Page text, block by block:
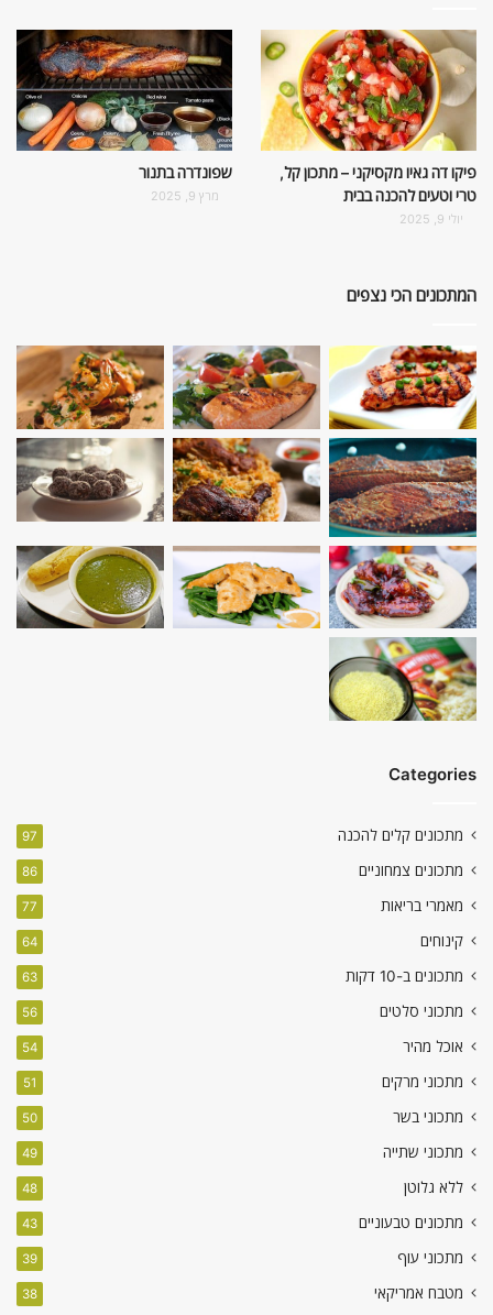
פיקו דה גאיו מקסיקני – מתכון קל,
טרי וטעים להכנה בבית
יולי 9, 2025
שפונדרה בתנור
מרץ 9, 2025
המתכונים הכי נצפים
Categories
מתכונים קלים להכנה 97
מתכונים צמחוניים 86
מאמרי בריאות 77
קינוחים 64
מתכונים ב-10 דקות 63
מתכוני סלטים 56
אוכל מהיר 54
מתכוני מרקים 51
מתכוני בשר 50
מתכוני שתייה 49
ללא גלוטן 48
מתכונים טבעוניים 43
מתכוני עוף 39
מטבח אמריקאי 38